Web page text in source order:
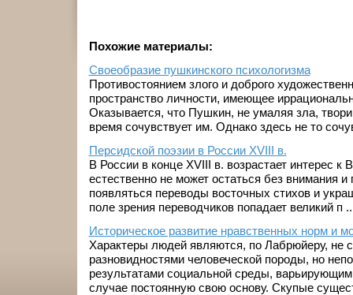
Похожие материалы:
Своеобразие пушкинского психологизма
Противостоянием злого и доброго
пространство личности, имеющее
Оказывается, что Пушкин, не умаляя зла,
время сочувствует им. Однако здесь не то
Персидской поэзии в России XVIII в.
В России в конце XVIII в. возрастает интерес к
естественно не может остаться без внимания и
появляться переводы восточных стихов и
поле зрения переводчиков попадает великий п
Историческое развитие нравственных норм и
Характеры людей являются, по Лабрюйеру, не
разновидностями человеческой породы, но
результатами социальной среды,
случае постоянную свою основу. Скупые